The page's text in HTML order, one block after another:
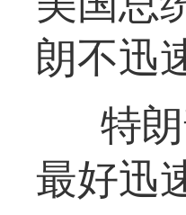
朗不迅
特
最好迅